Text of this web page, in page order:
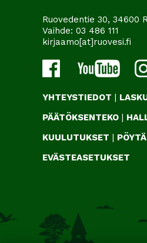
Ruovedentie 30, 34600
Vaihde: 03 486 111
kirjaamo[at]ruovesi.fi
YHTEYSTIEDOT |
PÄÄTÖKSENTEKO |
KUULUTUKSET |
EVÄSTEASETUKSET